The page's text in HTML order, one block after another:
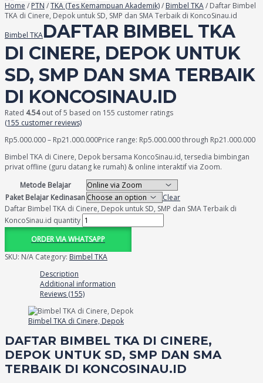
Home / PTN /TKA (Tes Kemampuan Akademik)/ Bimbel TKA/ Daftar Bimbel
TKA di Cinere, Depok untuk SD, SMP dan SMA Terbaik di KoncoSinau.id
Bimbel TKADAFTAR BIMBEL TKA
DI CINERE, DEPOK UNTUK
SD, SMP DAN SMA TERBAIK
DI KONCOSINAU.ID
Rated 4.54out of 5 based on 155 customer ratings
(155 customer reviews)
Rp5.000.000– Rp21.000.000Price range: Rp5.000.000 through Rp21.000.000
Bimbel TKA di Cinere, Depok bersama KoncoSinau.id, tersedia bimbingan
privat offline (guru datang ke rumah) & online interaktif via Zoom.
Metode Belajar
Paket Belajar Kedinasan
Clear
Daftar Bimbel TKA di Cinere, Depok untuk SD, SMP dan SMA Terbaik di
KoncoSinau.id quantity
ORDER VIA WHATSAPP
SKU: N/A Category: Bimbel TKA
Description
Additional information
Reviews (155)
Bimbel TKA di Cinere, Depok
DAFTAR BIMBEL TKA DI CINERE,
DEPOK UNTUK SD, SMP DAN SMA
TERBAIK DI KONCOSINAU.ID